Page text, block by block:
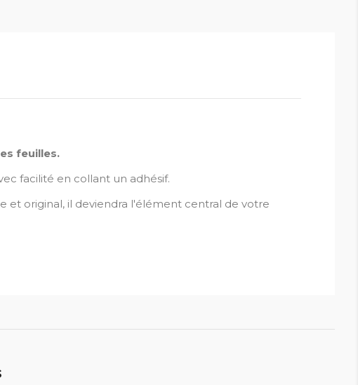
feuilles.
facilité en collant un adhésif.
et original, il deviendra l'élément central de votre